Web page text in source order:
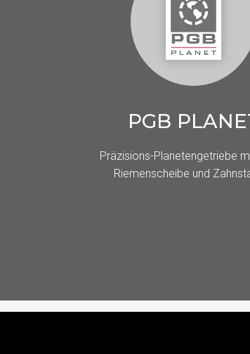
PGB
Präzisions-Planetengetriebe
Riemenscheibe und